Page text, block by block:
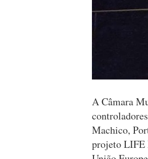
A Câmara
Machico,
projeto LIFE